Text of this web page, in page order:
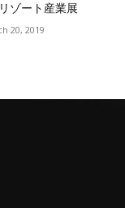
ゾート産業展
20, 2019